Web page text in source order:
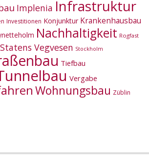
Implenia Infrastruktur
Investitionen Konjunktur Krankenhausbau
Nachhaltigkeit Rogfast
Statens Vegvesen Stockholm
Tiefbau
Vergabe
Wohnungsbau Züblin